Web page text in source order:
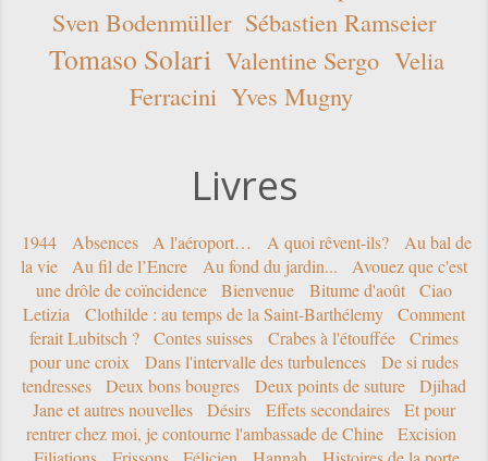
Sven Bodenmüller Sébastien Ramseier
Tomaso Solari Valentine Sergo Velia
Ferracini Yves Mugny
Livres
1944 Absences A l'aéroport… A quoi rêvent-ils?
Au bal de
la vie
Au fil de l’Encre Au fond du jardin...
Avouez que c'est
une drôle de coïncidence
Bienvenue Bitume d'août
Ciao
Letizia
Clothilde : au temps de la Saint-Barthélemy
Comment
ferait Lubitsch ?
Contes suisses Crabes à l'étouffée
Crimes
pour une croix
Dans l'intervalle des turbulences
De si rudes
tendresses
Deux bons bougres Deux points de suture
Djihad
Jane et autres nouvelles
Désirs Effets secondaires
Et pour
rentrer chez moi, je contourne l'ambassade de Chine
Excision